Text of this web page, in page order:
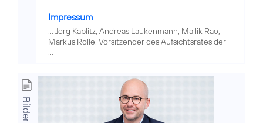
Impressum
... Jörg Kablitz, Andreas Laukenmann, Mallik Rao,
Markus Rolle. Vorsitzender des Aufsichtsrates der
...
Bilder